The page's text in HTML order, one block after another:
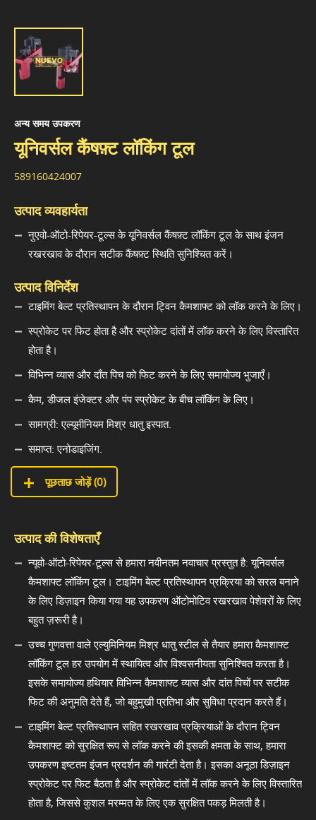
अन्य समय उपकरण
यूनिवर्सल कैंषफ़्ट लॉकिंग टूल
589160424007
उत्पाद व्यवहार्यता
नुएवो-ऑटो-रिपेयर-टूल्स के यूनिवर्सल कैंषफ़्ट लॉकिंग टूल के साथ इंजन
रखरखाव के दौरान सटीक कैंषफ़्ट स्थिति सुनिश्चित करें।
उत्पाद विनिर्देश
टाइमिंग बेल्ट प्रतिस्थापन के दौरान ट्विन कैमशाफ्ट को लॉक करने के लिए।
स्प्रोकेट पर फिट होता है और स्प्रोकेट दांतों में लॉक करने के लिए विस्तारित
होता है।
विभिन्न व्यास और दाँत पिच को फिट करने के लिए समायोज्य भुजाएँ।
कैम, डीजल इंजेक्टर और पंप स्प्रोकेट के बीच लॉकिंग के लिए।
सामग्री: एल्यूमीनियम मिश्र धातु इस्पात.
समाप्त: एनोडाइजिंग.
पूछताछ जोड़ें (0)
उत्पाद की विशेषताएँ
न्यूवो-ऑटो-रिपेयर-टूल्स से हमारा नवीनतम नवाचार प्रस्तुत है: यूनिवर्सल
कैमशाफ्ट लॉकिंग टूल। टाइमिंग बेल्ट प्रतिस्थापन प्रक्रिया को सरल बनाने
के लिए डिज़ाइन किया गया यह उपकरण ऑटोमोटिव रखरखाव पेशेवरों के लिए
बहुत ज़रूरी है।
उच्च गुणवत्ता वाले एल्युमिनियम मिश्र धातु स्टील से तैयार हमारा कैमशाफ्ट
लॉकिंग टूल हर उपयोग में स्थायित्व और विश्वसनीयता सुनिश्चित करता है।
इसके समायोज्य हथियार विभिन्न कैमशाफ्ट व्यास और दांत पिचों पर सटीक
फिट की अनुमति देते हैं, जो बहुमुखी प्रतिभा और सुविधा प्रदान करते हैं।
टाइमिंग बेल्ट प्रतिस्थापन सहित रखरखाव प्रक्रियाओं के दौरान ट्विन
कैमशाफ्ट को सुरक्षित रूप से लॉक करने की इसकी क्षमता के साथ, हमारा
उपकरण इष्टतम इंजन प्रदर्शन की गारंटी देता है। इसका अनूठा डिज़ाइन
स्प्रोकेट पर फिट बैठता है और स्प्रोकेट दांतों में लॉक करने के लिए विस्तारित
होता है, जिससे कुशल मरम्मत के लिए एक सुरक्षित पकड़ मिलती है।